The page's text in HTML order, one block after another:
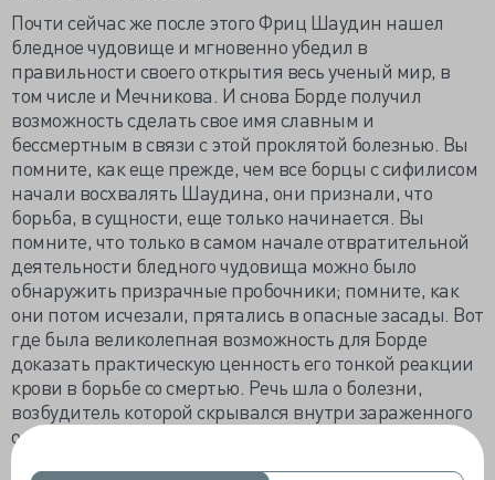
Почти сейчас же после этого Фриц Шаудин нашел
бледное чудовище и мгновенно убедил в
правильности своего открытия весь ученый мир, в
том числе и Мечникова. И снова Борде получил
возможность сделать свое имя славным и
бессмертным в связи с этой проклятой болезнью. Вы
помните, как еще прежде, чем все борцы с сифилисом
начали восхвалять Шаудина, они признали, что
борьба, в сущности, еще только начинается. Вы
помните, что только в самом начале отвратительной
деятельности бледного чудовища можно было
обнаружить призрачные пробочники; помните, как
они потом исчезали, прятались в опасные засады. Вот
где была великолепная возможность для Борде
доказать практическую ценность его тонкой реакции
крови в борьбе со смертью. Речь шла о болезни,
возбудитель которой скрывался внутри зараженного
организма, и его не удавалось там обнаружить. Но
если он действительно оставался в организме,